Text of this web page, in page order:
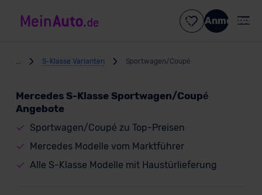
Anmelden
S-Klasse Varianten Sportwagen/Coupé
Mercedes S-Klasse Sportwagen/Coupé
Angebote
Sportwagen/Coupé zu Top-Preisen
Mercedes Modelle vom Marktführer
Alle S-Klasse Modelle mit Haustürlieferung